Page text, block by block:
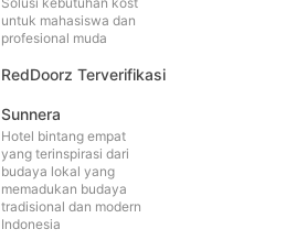
untuk mahasiswa dan
profesional muda
RedDoorz Terverifikasi
Sunnera
Hotel bintang empat
yang terinspirasi dari
budaya lokal yang
memadukan budaya
tradisional dan modern
Indonesia